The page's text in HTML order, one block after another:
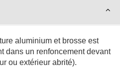
aluminium et brosse est
dans un renfoncement devant
ou extérieur abrité).